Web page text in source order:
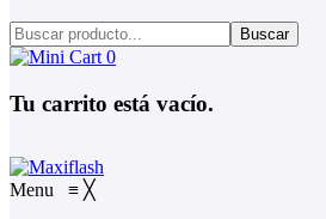
Buscar
0
Tu carrito está vacío.
Menu ≡ ╳